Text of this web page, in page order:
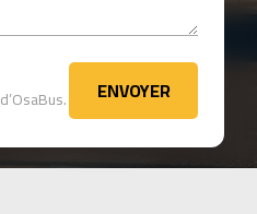
d’OsaBus. ENVOYER
ENVOYER